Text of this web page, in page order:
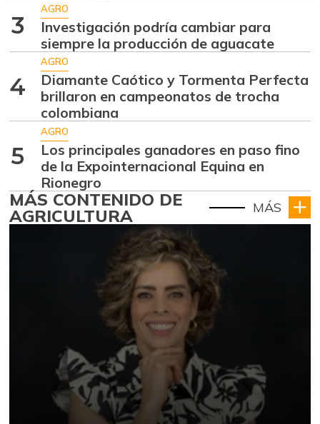
3
AGRO
Investigación podría cambiar para
siempre la producción de aguacate
4
AGRO
Diamante Caótico y Tormenta Perfecta
brillaron en campeonatos de trocha
colombiana
5
AGRO
Los principales ganadores en paso fino
de la Expointernacional Equina en
Rionegro
MÁS CONTENIDO DE
AGRICULTURA MÁS